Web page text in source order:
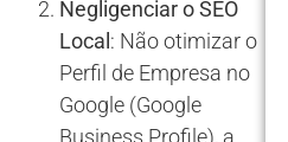
Negligenciar o SEO
Local : Não otimizar o
Perfil de Empresa no
Google (Google
Business Profile), a